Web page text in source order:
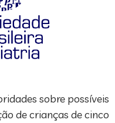
sobre possíveis
de crianças de cinco